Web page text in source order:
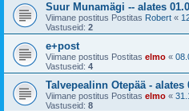
Suur Munamägi -- alates
Viimane postitus Postitas Robert «
Vastuseid: 2
e+post
Viimane postitus Postitas elmo «
Vastuseid: 4
Talvepealinn Otepää - alates
Viimane postitus Postitas elmo «
Vastuseid: 8